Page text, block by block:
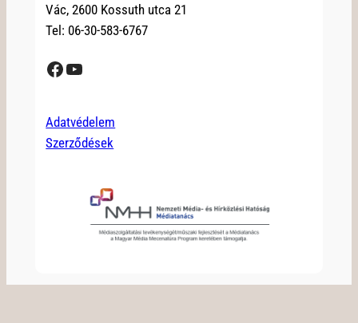
Vác, 2600 Kossuth utca 21
Tel: 06-30-583-6767
Facebook YouTube
Adatvédelem
Szerződések